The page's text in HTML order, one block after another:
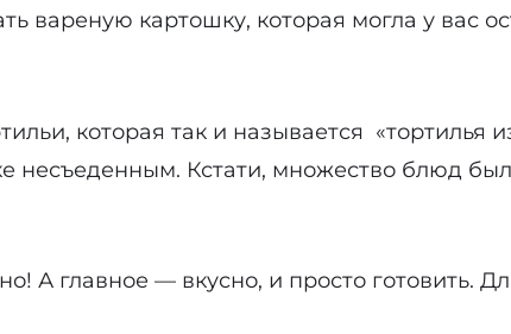
вареную картошку, которая могла у вас
которая так и называется «тортилья
несъеденным. Кстати, множество блюд
А главное — вкусно, и просто готовить.